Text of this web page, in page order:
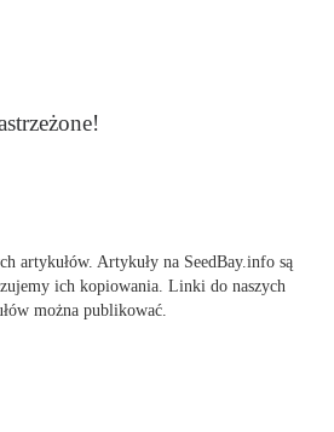
artykułów. Artykuły na SeedBay.info są
ich kopiowania. Linki do naszych
można publikować.